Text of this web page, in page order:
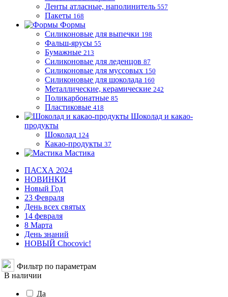
Ленты атласные, наполинитель 557
Пакеты 168
Формы
Силиконовые для выпечки 198
Фальш-ярусы 55
Бумажные 213
Силиконовые для леденцов 87
Силиконовые для муссовых 150
Силиконовые для шоколада 160
Металлические, керамические 242
Поликарбонатные 85
Пластиковые 418
Шоколад и какао-
продукты
Шоколад 124
Какао-продукты 37
Мастика
ПАСХА 2024
НОВИНКИ
Новый Год
23 Февраля
День всех святых
14 февраля
8 Марта
День знаний
НОВЫЙ Chocovic!
Фильтр по параметрам
В наличии
Да